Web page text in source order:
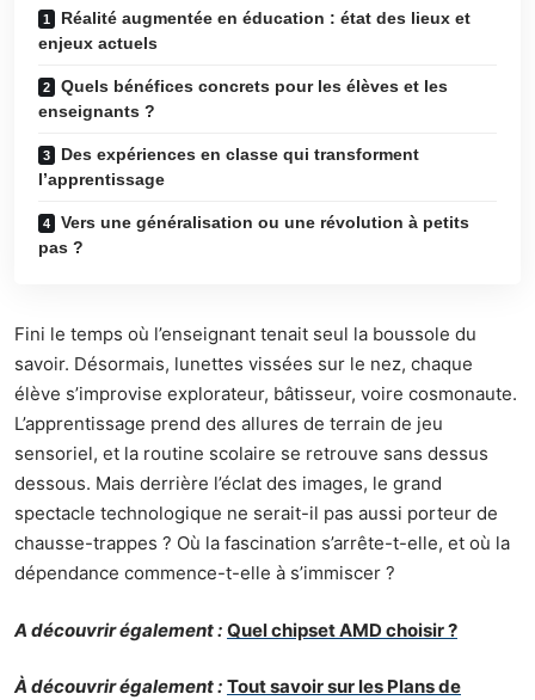
Réalité augmentée en éducation : état des lieux et
enjeux actuels
Quels bénéfices concrets pour les élèves et les
enseignants ?
Des expériences en classe qui transforment
l’apprentissage
Vers une généralisation ou une révolution à petits
pas ?
Fini le temps où l’enseignant tenait seul la boussole du
savoir. Désormais, lunettes vissées sur le nez, chaque
élève s’improvise explorateur, bâtisseur, voire cosmonaute.
L’apprentissage prend des allures de terrain de jeu
sensoriel, et la routine scolaire se retrouve sans dessus
dessous. Mais derrière l’éclat des images, le grand
spectacle technologique ne serait-il pas aussi porteur de
chausse-trappes ? Où la fascination s’arrête-t-elle, et où la
dépendance commence-t-elle à s’immiscer ?
A découvrir également : Quel chipset AMD choisir ?
À découvrir également : Tout savoir sur les Plans de